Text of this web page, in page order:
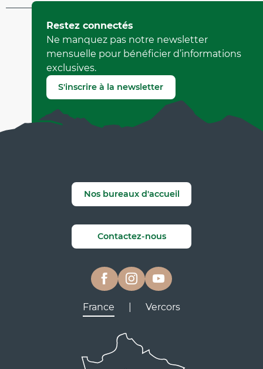
Mis à jour le 14 avril 2026 à 16:44
par Office Municipal de Tourisme de Villard-de-Lans
(Identifiant de l'offre : 578906)
Signaler une erreur
Restez connectés
Ne manquez pas notre newsletter
mensuelle pour bénéficier d’informations
exclusives.
S'inscrire à la newsletter
Nos bureaux d'accueil
Contactez-nous
France Vercors
D531
Lyon